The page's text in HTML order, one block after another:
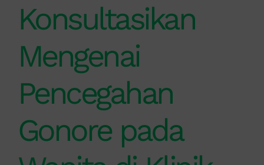
Konsultasikan
Mengenai
Pencegahan
Gonore pada